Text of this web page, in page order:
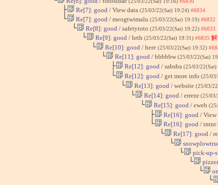
├ Re[7]: good / View data (25/03/22(Sat) 19:24) #6834
└ Re[7]: good / meogtwimalu (25/03/22(Sat) 19:19) #6832
└ Re[8]: good / safetytoto (25/03/22(Sat) 19:22) #6833
└ Re[9]: good / hrth (25/03/22(Sat) 19:31) #6835
└ Re[10]: good / here (25/03/22(Sat) 19:32)
└ Re[11]: good / bbbbbw (25/03/22(Sat)
├ Re[12]: good / sabsba (25/03/
└ Re[12]: good / get more info (25/
└ Re[13]: good / website (25/03/
└ Re[14]: good / errenr(25/
└ Re[15]: good / eweb
├ Re[16]: good /
└ Re[16]: good / tntnr
└ Re[17]: good /
└
└ pick-up-
└
└
└